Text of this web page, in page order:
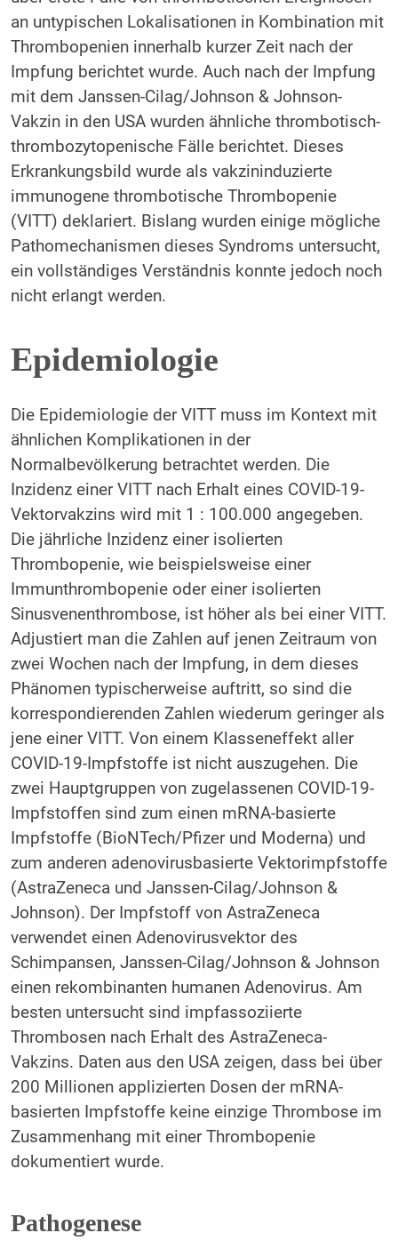
an untypischen Lokalisationen in Kombination mit
Thrombopenien innerhalb kurzer Zeit nach der
Impfung berichtet wurde. Auch nach der Impfung
mit dem Janssen-Cilag/Johnson & Johnson-
Vakzin in den USA wurden ähnliche thrombotisch-
thrombozytopenische Fälle berichtet. Dieses
Erkrankungsbild wurde als vakzininduzierte
immunogene thrombotische Thrombopenie
(VITT) deklariert. Bislang wurden einige mögliche
Pathomechanismen dieses Syndroms untersucht,
ein vollständiges Verständnis konnte jedoch noch
nicht erlangt werden.
Epidemiologie
Die Epidemiologie der VITT muss im Kontext mit
ähnlichen Komplikationen in der
Normalbevölkerung betrachtet werden. Die
Inzidenz einer VITT nach Erhalt eines COVID-19-
Vektorvakzins wird mit 1 : 100.000 angegeben.
Die jährliche Inzidenz einer isolierten
Thrombopenie, wie beispielsweise einer
Immunthrombopenie oder einer isolierten
Sinusvenenthrombose, ist höher als bei einer VITT.
Adjustiert man die Zahlen auf jenen Zeitraum von
zwei Wochen nach der Impfung, in dem dieses
Phänomen typischerweise auftritt, so sind die
korrespondierenden Zahlen wiederum geringer als
jene einer VITT. Von einem Klasseneffekt aller
COVID-19-Impfstoffe ist nicht auszugehen. Die
zwei Hauptgruppen von zugelassenen COVID-19-
Impfstoffen sind zum einen mRNA-basierte
Impfstoffe (BioNTech/Pfizer und Moderna) und
zum anderen adenovirusbasierte Vektorimpfstoffe
(AstraZeneca und Janssen-Cilag/Johnson &
Johnson). Der Impfstoff von AstraZeneca
verwendet einen Adenovirusvektor des
Schimpansen, Janssen-Cilag/Johnson & Johnson
einen rekombinanten humanen Adenovirus. Am
besten untersucht sind impfassoziierte
Thrombosen nach Erhalt des AstraZeneca-
Vakzins. Daten aus den USA zeigen, dass bei über
200 Millionen applizierten Dosen der mRNA-
basierten Impfstoffe keine einzige Thrombose im
Zusammenhang mit einer Thrombopenie
dokumentiert wurde.
Pathogenese